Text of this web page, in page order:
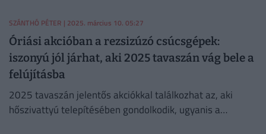
vált az elmúlt években.
SZÁNTHÓ PÉTER | 2025. március 10. 05:27
Óriási akcióban a rezsizúzó csúcsgépek:
iszonyú jól járhat, aki 2025 tavaszán vág bele a
felújításba
2025 tavaszán jelentős akciókkal találkozhat az, aki
hőszivattyú telepítésében gondolkodik, ugyanis a